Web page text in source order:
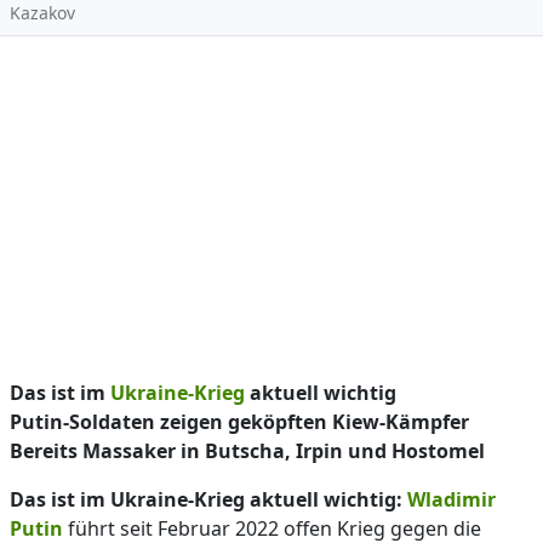
Kazakov
Das ist im Ukraine-Krieg aktuell wichtig
Putin-Soldaten zeigen geköpften Kiew-Kämpfer
Bereits Massaker in Butscha, Irpin und Hostomel
Das ist im Ukraine-Krieg aktuell wichtig: Wladimir
Putin führt seit Februar 2022 offen Krieg gegen die